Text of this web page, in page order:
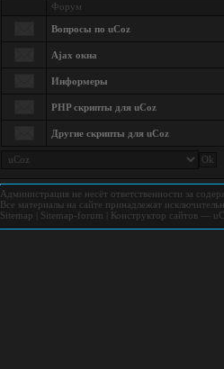
Форум
Вопросы по uCoz
Ajax окна
Информеры
PHP скрипты для uCoz
Другие скрипты для uCoz
Администрация не несёт ответственности за
Все материалы на сайте принадлежат
Sitemap
Sitemap-forum Конструктор сайтов